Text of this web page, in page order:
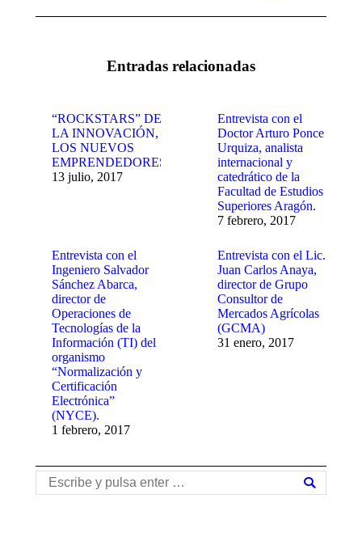
Entradas relacionadas
“ROCKSTARS” DE
LA INNOVACIÓN,
LOS NUEVOS
EMPRENDEDORES
13 julio, 2017
Entrevista con el
Doctor Arturo Ponce
Urquiza, analista
internacional y
catedrático de la
Facultad de Estudios
Superiores Aragón.
7 febrero, 2017
Entrevista con el
Ingeniero Salvador
Sánchez Abarca,
director de
Operaciones de
Tecnologías de la
Información (TI) del
organismo
“Normalización y
Certificación
Electrónica”
(NYCE).
1 febrero, 2017
Entrevista con el Lic.
Juan Carlos Anaya,
director de Grupo
Consultor de
Mercados Agrícolas
(GCMA)
31 enero, 2017
Buscar: